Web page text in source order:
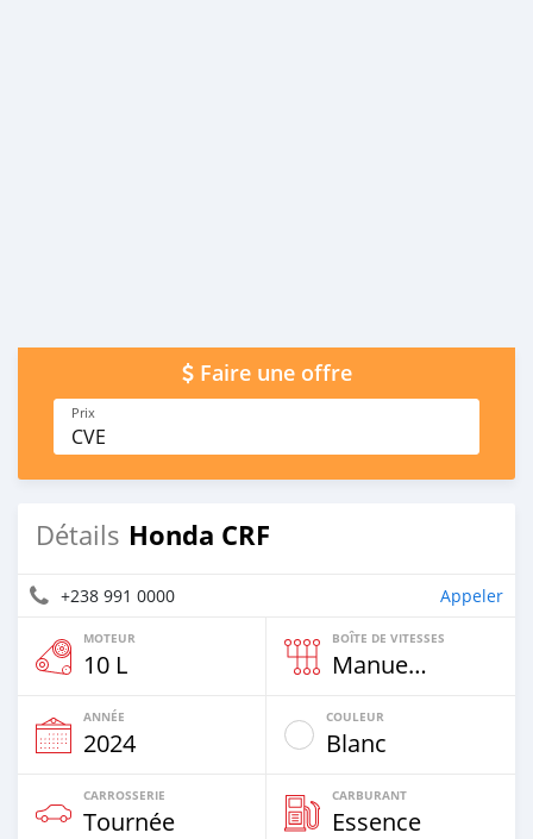
Faire une offre
Prix
CVE
Détails Honda CRF
+238 991 0000 Appeler
MOTEUR
10 L
BOÎTE DE VITESSES
Manuelle
ANNÉE
2024
COULEUR
Blanc
CARROSSERIE
Tournée
CARBURANT
Essence